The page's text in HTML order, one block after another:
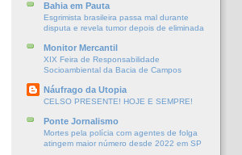
Bahia em Pauta
Esgrimista brasileira passa mal durante
disputa e revela tumor depois de eliminada
Monitor Mercantil
XIX Feira de Responsabilidade
Socioambiental da Bacia de Campos
Náufrago da Utopia
CELSO PRESENTE! HOJE E SEMPRE!
Ponte Jornalismo
Mortes pela polícia com agentes de folga
atingem maior número desde 2022 em SP